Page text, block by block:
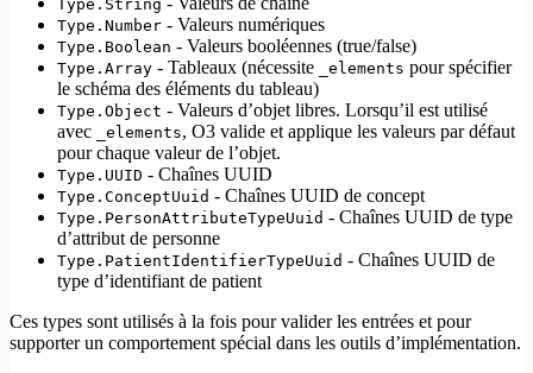
Type.String
Type.Number - Valeurs numériques
Type.Boolean - Valeurs booléennes (true/false)
Type.Array - Tableaux (nécessite _elements pour spécifier
le schéma des éléments du tableau)
Type.Object - Valeurs d’objet libres. Lorsqu’il est utilisé
avec
_elements, O3 valide et applique les valeurs par défaut
pour chaque valeur de l’objet.
Type.UUID - Chaînes UUID
Type.ConceptUuid - Chaînes UUID de concept
Type.PersonAttributeTypeUuid - Chaînes UUID de type
d’attribut de personne
Type.PatientIdentifierTypeUuid - Chaînes UUID de
type d’identifiant de patient
Ces types sont utilisés à la fois pour valider les entrées et pour
supporter un comportement spécial dans les outils d’implémentation.